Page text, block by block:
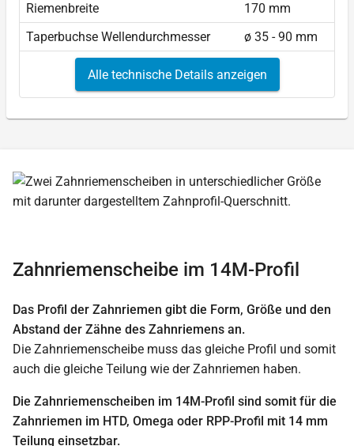
Riemenbreite
170 mm
Taperbuchse Wellendurchmesser
ø 35 - 90 mm
Alle technische Details anzeigen
Zahnriemenscheibe im 14M-Profil
Das Profil der Zahnriemen gibt die Form, Größe und den
Abstand der Zähne des Zahnriemens an.
Die Zahnriemenscheibe muss das gleiche Profil und somit
auch die gleiche Teilung wie der Zahnriemen haben.
Die Zahnriemenscheiben im 14M-Profil sind somit für die
Zahnriemen im HTD, Omega oder RPP-Profil mit 14 mm
Teilung einsetzbar.